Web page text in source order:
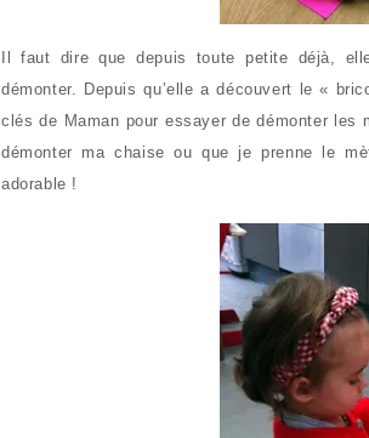
Il faut dire que depuis toute petite déjà,
démonter. Depuis qu’elle a découvert le «
clés de Maman pour essayer de démonter
démonter ma chaise ou que je prenne le
adorable !